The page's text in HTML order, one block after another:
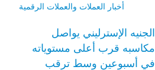
أخبار العملات والعملات الرقمية
الجنيه الإسترليني يواصل
مكاسبه قرب أعلى مستوياته
في أسبوعين وسط ترقب